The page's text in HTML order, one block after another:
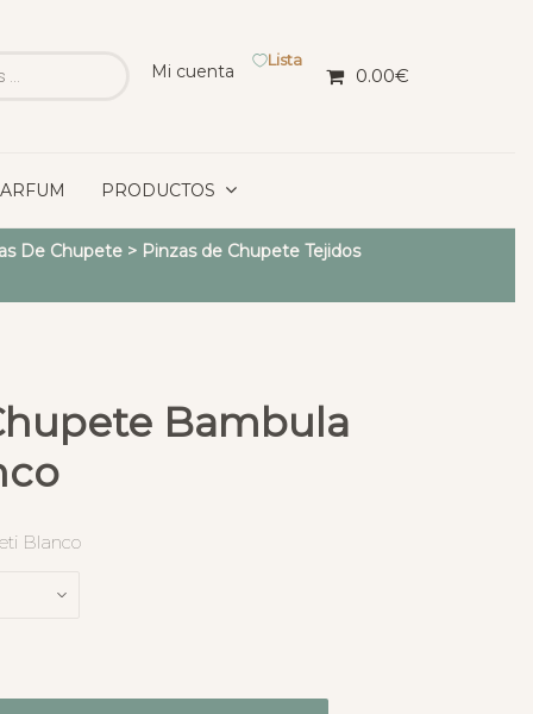
Mi cuenta
Lista
0.00€
PRODUCTOS
De Chupete> Pinzas de Chupete Tejidos
Bambula
Blanco